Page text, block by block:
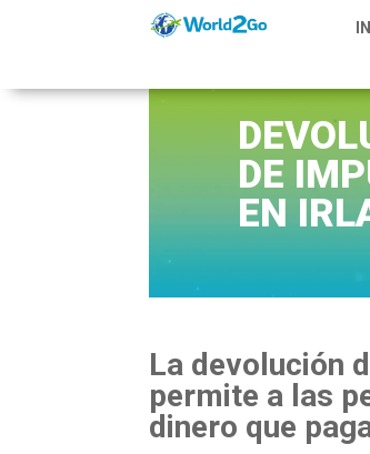
DE
EN
La devolución
permite a las
dinero que